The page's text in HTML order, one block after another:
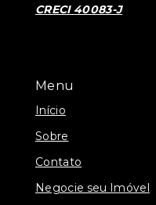
Menu
Início
Sobre
Contato
Negocie seu Imóvel
CRECI 40083-J